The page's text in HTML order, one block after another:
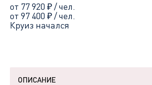
от 77 920 ₽/ чел.
от 97 400 ₽/ чел.
Круиз начался
ОПИСАНИЕ